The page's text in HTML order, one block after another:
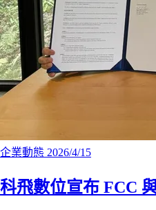
企業動態 2026/4/15
科飛數位宣布 FCC